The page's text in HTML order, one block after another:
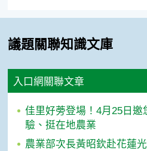
議題關聯知識文庫
入口網關聯文章
佳里好蒡登場！4月25日邀
驗、挺在地農業
農業部次長黃昭欽赴花蓮